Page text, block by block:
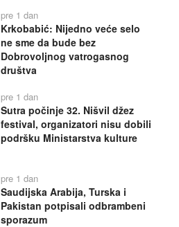
pre 1 dan
Krkobabić: Nijedno veće selo
ne sme da bude bez
Dobrovoljnog vatrogasnog
društva
pre 1 dan
Sutra počinje 32. Nišvil džez
festival, organizatori nisu dobili
podršku Ministarstva kulture
pre 1 dan
Saudijska Arabija, Turska i
Pakistan potpisali odbrambeni
sporazum